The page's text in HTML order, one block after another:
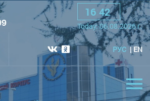
Black scheme
16:42
Today:06.08.2026г.
РУС EN